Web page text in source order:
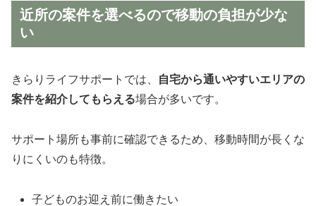
近所の案件を選べるので移動の負担が少な
い
きらりライフサポートでは、
自宅から通いやすいエリアの
案件を紹介してもらえる場合が多いです。
サポート場所も事前に確認できるため、移動時間が長くな
りにくいのも特徴。
子どものお迎え前に働きたい